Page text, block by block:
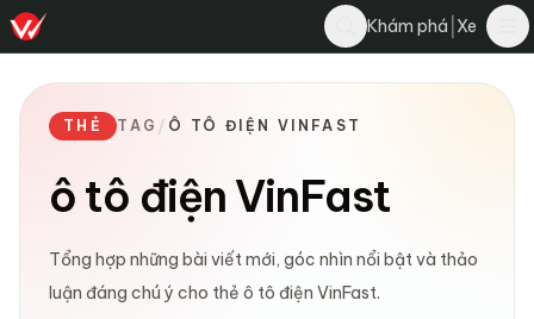
Khám phá Xe
THẺ TAG / Ô TÔ ĐIỆN VINFAST
ô tô điện VinFast
Tổng hợp những bài viết mới, góc nhìn nổi bật và thảo
luận đáng chú ý cho thẻ ô tô điện VinFast.